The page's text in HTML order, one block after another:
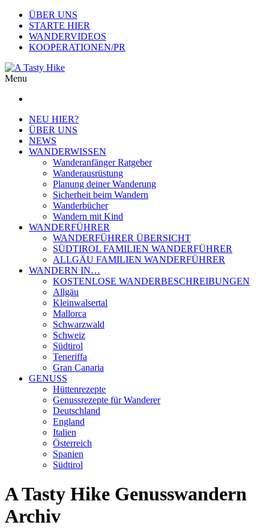
ÜBER UNS
STARTE HIER
WANDERVIDEOS
KOOPERATIONEN/PR
Menu
NEU HIER?
ÜBER UNS
NEWS
WANDERWISSEN
Wanderanfänger Ratgeber
Wanderausrüstung
Planung deiner Wanderung
Sicherheit beim Wandern
Wanderbücher
Wandern mit Kind
WANDERFÜHRER
WANDERFÜHRER ÜBERSICHT
SÜDTIROL FAMILIEN WANDERFÜHRER
ALLGÄU FAMILIEN WANDERFÜHRER
WANDERN IN…
KOSTENLOSE WANDERBESCHREIBUNGEN
Allgäu
Kleinwalsertal
Mallorca
Schwarzwald
Schweiz
Südtirol
Teneriffa
Gran Canaria
GENUSS
Hüttenrezepte
Genussrezepte für Wanderer
Deutschland
England
Italien
Österreich
Spanien
Südtirol
A Tasty Hike Genusswandern
Archiv